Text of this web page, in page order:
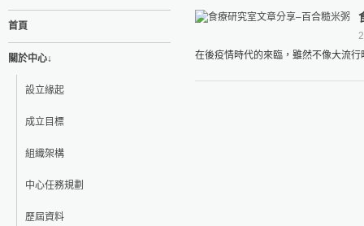
首頁
關於中心↓
設立緣起
成立目標
組織架構
中心任務規劃
歷屆資料
在後疫情時代的來臨，雖然不像大流